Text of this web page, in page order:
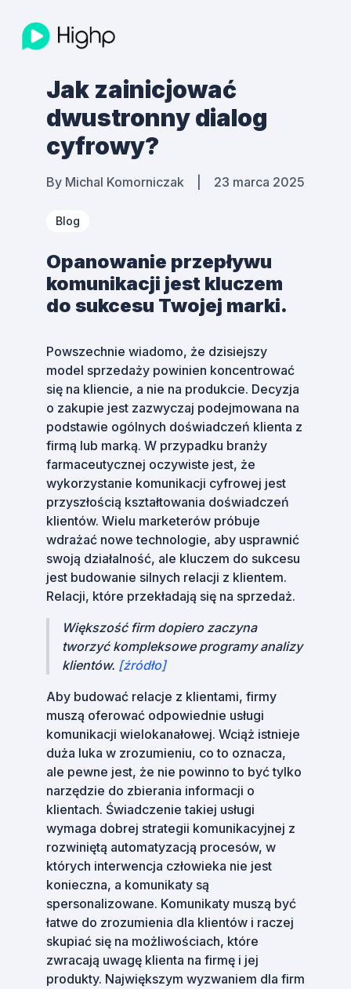
Jak zainicjować
dwustronny dialog
cyfrowy?
By Michal Komorniczak 23 marca 2025
Blog
Opanowanie przepływu
komunikacji jest kluczem
do sukcesu Twojej marki.
Powszechnie wiadomo, że dzisiejszy
model sprzedaży powinien koncentrować
się na kliencie, a nie na produkcie. Decyzja
o zakupie jest zazwyczaj podejmowana na
podstawie ogólnych doświadczeń klienta z
firmą lub marką. W przypadku branży
farmaceutycznej oczywiste jest, że
wykorzystanie komunikacji cyfrowej jest
przyszłością kształtowania doświadczeń
klientów. Wielu marketerów próbuje
wdrażać nowe technologie, aby usprawnić
swoją działalność, ale kluczem do sukcesu
jest budowanie silnych relacji z klientem.
Relacji, które przekładają się na sprzedaż.
Większość firm dopiero zaczyna
tworzyć kompleksowe programy analizy
klientów. [źródło]
Aby budować relacje z klientami, firmy
muszą oferować odpowiednie usługi
komunikacji wielokanałowej. Wciąż istnieje
duża luka w zrozumieniu, co to oznacza,
ale pewne jest, że nie powinno to być tylko
narzędzie do zbierania informacji o
klientach. Świadczenie takiej usługi
wymaga dobrej strategii komunikacyjnej z
rozwiniętą automatyzacją procesów, w
których interwencja człowieka nie jest
konieczna, a komunikaty są
spersonalizowane. Komunikaty muszą być
łatwe do zrozumienia dla klientów i raczej
skupiać się na możliwościach, które
zwracają uwagę klienta na firmę i jej
produkty. Największym wyzwaniem dla firm